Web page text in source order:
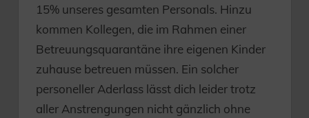
15% unseres gesamten Personals. Hinzu
kommen Kollegen, die im Rahmen einer
Betreuungsquarantäne ihre eigenen Kinder
zuhause betreuen müssen. Ein solcher
personeller Aderlass lässt dich leider trotz
aller Anstrengungen nicht gänzlich ohne